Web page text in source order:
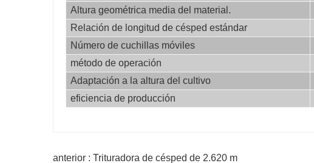
Altura geométrica media del material.
Relación de longitud de césped estándar
Número de cuchillas móviles
método de operación
Adaptación a la altura del cultivo
eficiencia de producción
anterior : Trituradora de césped de 2.620 m